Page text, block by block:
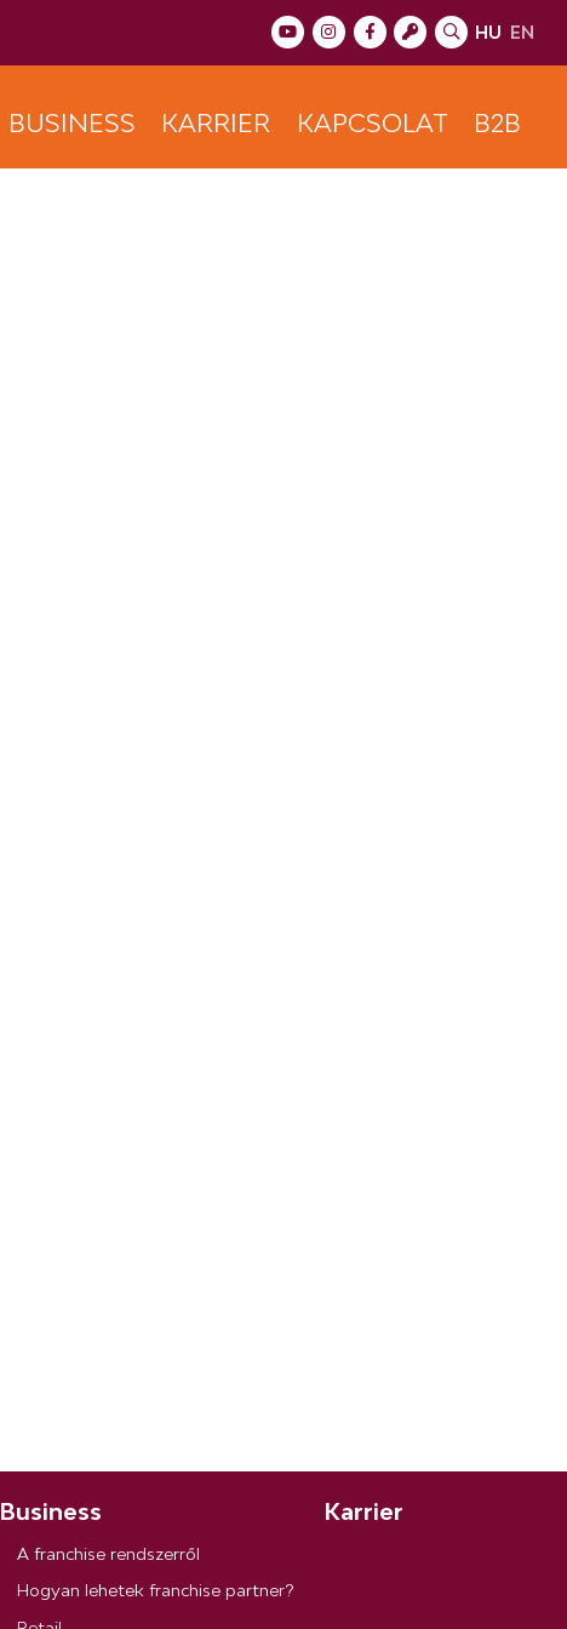
HU EN
BUSINESS KARRIER KAPCSOLAT B2B
Business
A franchise rendszerről
Hogyan lehetek franchise partner?
Karrier